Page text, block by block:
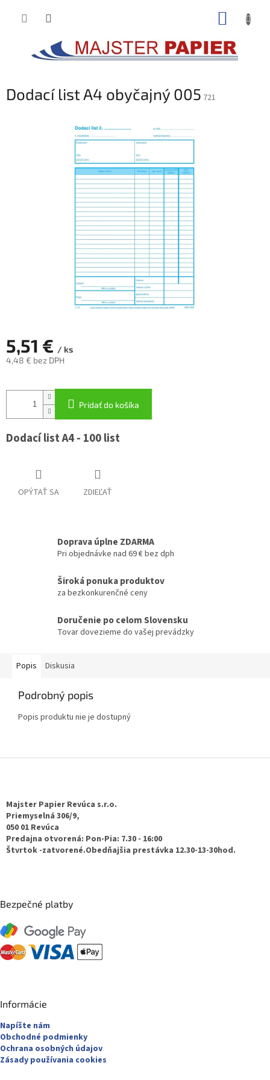
Dodací list A4 obyčajný 005 721
5,51 € / ks
4,48 € bez DPH
cena:
Pridať do košíka
Dodací list A4 - 100 list
OPÝTAŤ SA ZDIEĽAŤ
Doprava úplne ZDARMA
Pri objednávke nad 69 € bez dph
Široká ponuka produktov
za bezkonkurenčné ceny
Doručenie po celom Slovensku
Tovar dovezieme do vašej prevádzky
Popis Diskusia
Podrobný popis
Popis produktu nie je dostupný
Majster Papier Revúca s.r.o.
Priemyselná 306/9,
050 01 Revúca
Predajna otvorená: Pon-Pia: 7.30 - 16:00
Štvrtok -zatvorené.Obedňajšia prestávka 12.30-13-30hod.
Bezpečné platby
Informácie
Napíšte nám
Obchodné podmienky
Ochrana osobných údajov
Zásady používania cookies